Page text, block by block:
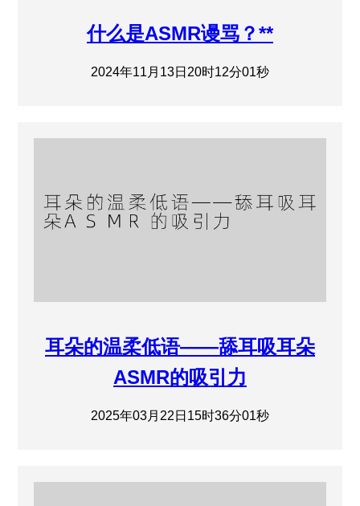
什么是ASMR谩骂？**
2024年11月13日20时12分01秒
耳朵的温柔低语——舔耳吸耳朵
ASMR的吸引力
2025年03月22日15时36分01秒